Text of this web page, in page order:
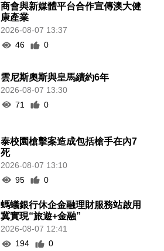
商會與新媒體平台合作宣傳澳大健
康產業
2026-08-07 13:37
46
0
雲尼斯奧斯與皇馬續約6年
2026-08-07 13:30
71
0
泰校園槍擊案造成包括槍手在內7
死
2026-08-07 13:10
95
0
螞蟻銀行休企金融理財服務站啟用
冀實現“旅遊+金融”
2026-08-07 12:41
194
0